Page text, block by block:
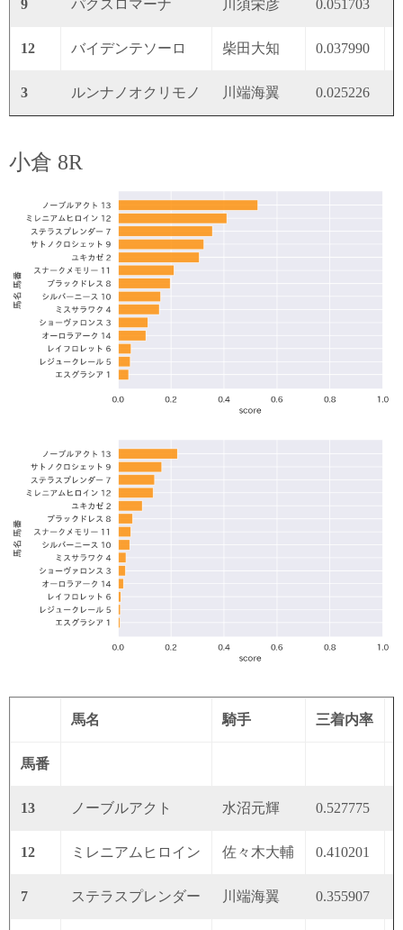
9 パクスロマーナ 川須栄彦 0.051703
12 バイデンテソーロ 柴田大知 0.037990
3 ルンナノオクリモノ 川端海翼 0.025226
小倉 8R
馬名 騎手 三着内率
馬番
13 ノーブルアクト 水沼元輝 0.527775
12 ミレニアムヒロイン 佐々木大輔 0.410201
7 ステラスプレンダー 川端海翼 0.355907